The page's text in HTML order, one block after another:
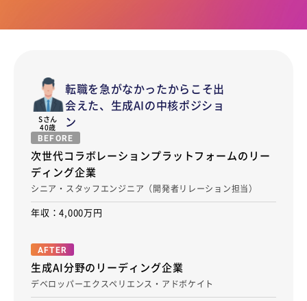
転職を急がなかったからこそ出
会えた、生成AIの中核ポジショ
ン
Sさん
40歳
BEFORE
次世代コラボレーションプラットフォームのリー
ディング企業
シニア・スタッフエンジニア（開発者リレーション担当）
年収：4,000万円
AFTER
生成AI分野のリーディング企業
デベロッパーエクスペリエンス・アドボケイト